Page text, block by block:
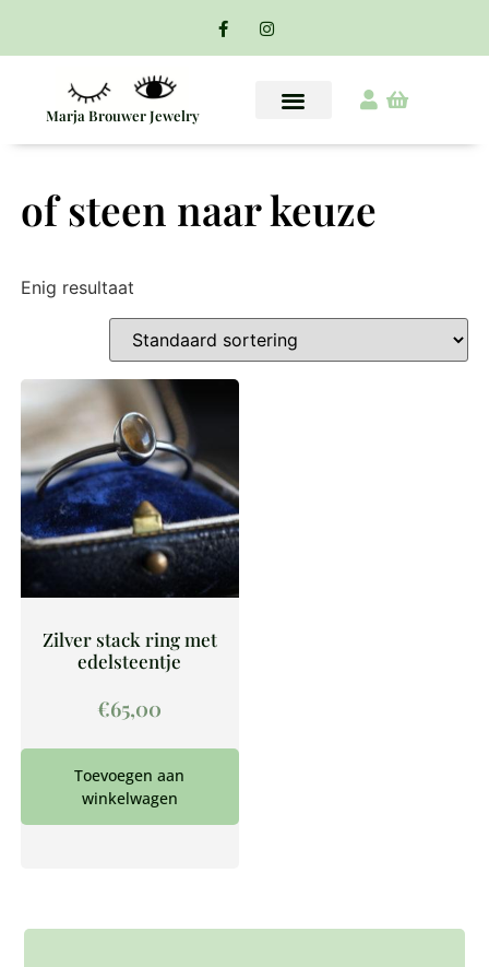
Marja Brouwer Jewelry
of steen naar keuze
Enig resultaat
Zilver stack ring met
edelsteentje
€65,00
Toevoegen aan
winkelwagen